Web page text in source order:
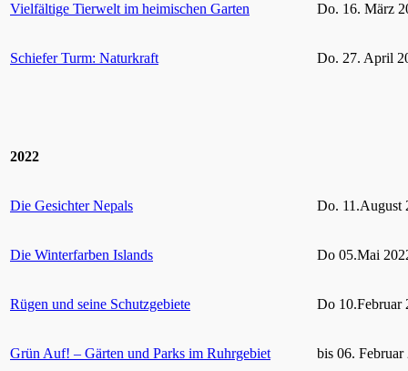
Vielfältige Tierwelt im heimischen Garten Do. 16. März
Schiefer Turm: Naturkraft Do. 27. April
2022
Die Gesichter Nepals Do. 11.August
Die Winterfarben Islands Do 05.Mai
Rügen und seine Schutzgebiete Do 10.Februar
Grün Auf! – Gärten und Parks im Ruhrgebiet bis 06. Februar